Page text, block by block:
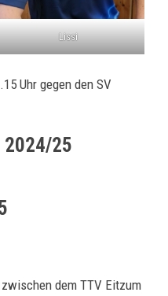
Lissi
Uhr gegen den SV
2024/25
dem TTV Eitzum